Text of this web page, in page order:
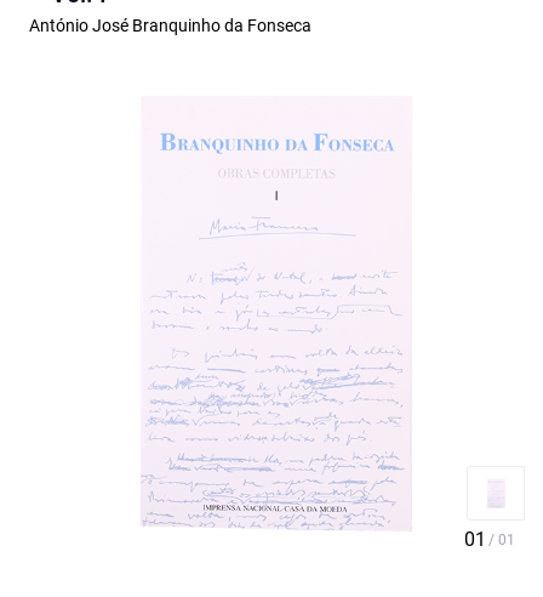
António José Branquinho da Fonseca